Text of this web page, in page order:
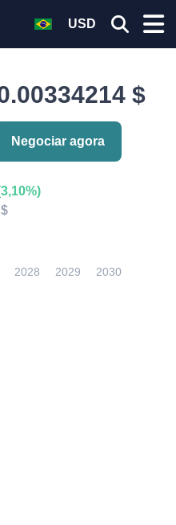
USD
$
Negociar agora
2028 2029 2030